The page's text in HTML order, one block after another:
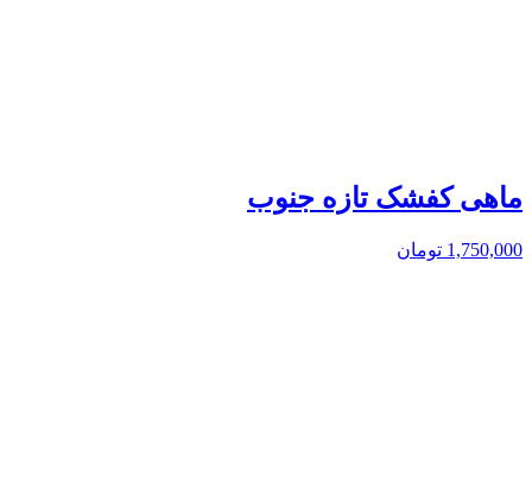
ماهی کفشک تازه جنوب
1,750,000 تومان